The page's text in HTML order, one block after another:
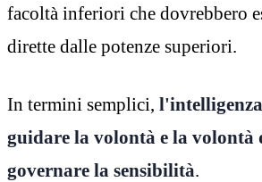
facoltà inferiori che dovrebbero
dirette dalle potenze superiori.
In termini semplici,
guidare la volontà e la volontà
governare la sensibilità.